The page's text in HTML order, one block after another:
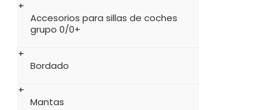
Accesorios para sillas de coches
grupo 0/0+
Bordado
Mantas